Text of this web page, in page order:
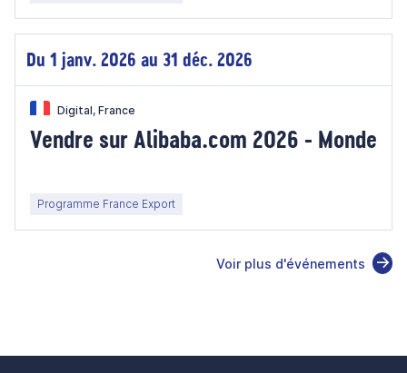
Du 1 janv. 2026 au 31 déc. 2026
Digital, France
Vendre sur Alibaba.com 2026 - Monde
Programme France Export
Voir plus d'événements